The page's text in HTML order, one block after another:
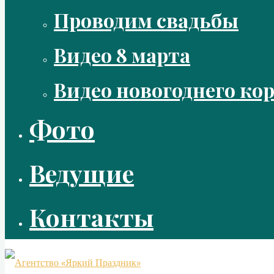
Проводим свадьбы
Видео 8 марта
Видео новогоднего
Фото
Ведущие
Контакты